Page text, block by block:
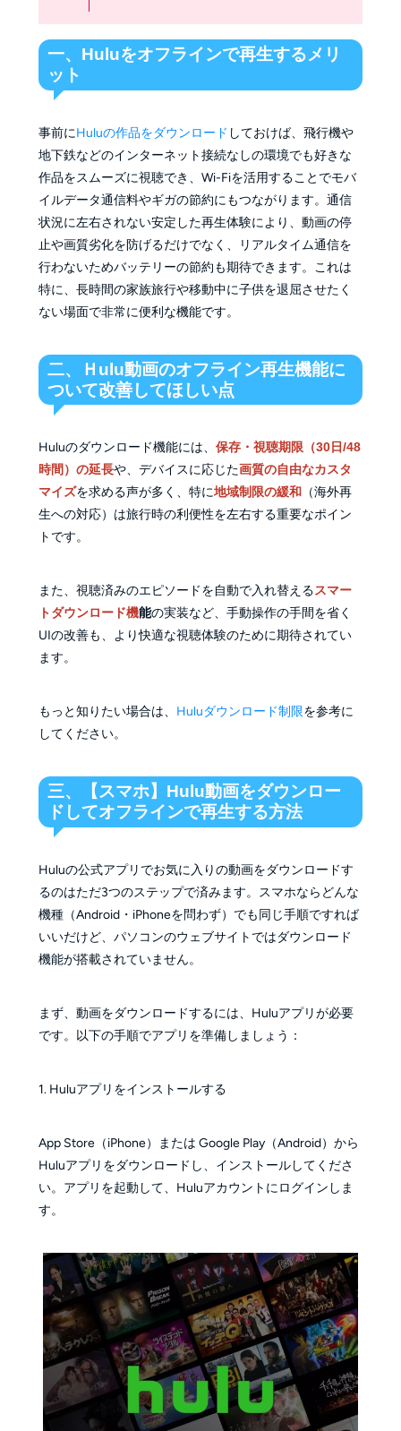
一、Huluをオフラインで再生するメリ
ット
事前にHuluの作品をダウンロード しておけば、飛行機や
地下鉄などのインターネット接続なしの環境でも好きな
作品をスムーズに視聴でき、Wi-Fiを活用することでモバ
イルデータ通信料やギガの節約にもつながります。通信
状況に左右されない安定した再生体験により、動画の停
止や画質劣化を防げるだけでなく、リアルタイム通信を
行わないためバッテリーの節約も期待できます。これは
特に、長時間の家族旅行や移動中に子供を退屈させたく
ない場面で非常に便利な機能です。
二、Ｈulu動画のオフライン再生機能に
ついて改善してほしい点
Huluのダウンロード機能には、 保存・視聴期限（30日/48
時間）の延長や、デバイスに応じた画質の自由なカスタ
マイズを求める声が多く、特に地域制限の緩和（海外再
生への対応）は旅行時の利便性を左右する重要なポイン
トです。
また、視聴済みのエピソードを自動で入れ替えるスマー
トダウンロード機能の実装など、手動操作の手間を省く
UIの改善も、より快適な視聴体験のために期待されてい
ます。
もっと知りたい場合は、 Huluダウンロード制限を参考に
してください。
三、【スマホ】Hulu動画をダウンロー
ドしてオフラインで再生する方法
Huluの公式アプリでお気に入りの動画をダウンロードす
るのはただ3つのステップで済みます。スマホならどんな
機種（Android・iPhoneを問わず）でも同じ手順ですれば
いいだけど、パソコンのウェブサイトではダウンロード
機能が搭載されていません。
まず、動画をダウンロードするには、Huluアプリが必要
です。以下の手順でアプリを準備しましょう：
1. Huluアプリをインストールする
App Store（iPhone）または Google Play（Android）から
Huluアプリをダウンロードし、インストールしてくださ
い。アプリを起動して、Huluアカウントにログインしま
す。